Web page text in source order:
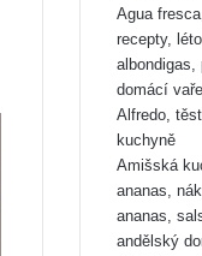
Agua
recepty, léto
albondigas,
domácí
Alfredo,
kuchyně
Amišská
ananas,
ananas,
andělský